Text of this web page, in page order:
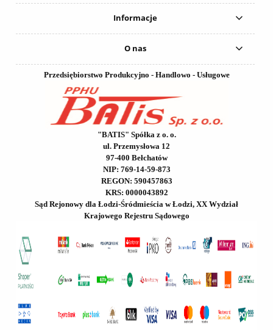
Informacje
O nas
Przedsiębiorstwo Produkcyjno - Handlowo - Usługowe
"BATIS" Spółka z o. o.
ul. Przemysłowa 12
97-400 Bełchatów
NIP: 769-14-59-873
REGON: 590457863
KRS: 0000043892
Sąd Rejonowy dla Łodzi-Śródmieścia w Łodzi, XX Wydział
Krajowego Rejestru Sądowego